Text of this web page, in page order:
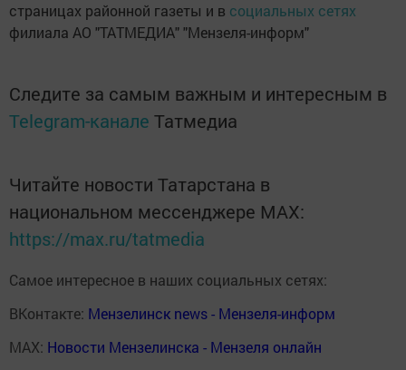
страницах районной газеты и в социальных сетях
филиала АО "ТАТМЕДИА" "Мензеля-информ"
Следите за самым важным и интересным в
Telegram-канале Татмедиа
Читайте новости Татарстана в
национальном мессенджере MАХ:
https://max.ru/tatmedia
Самое интересное в наших социальных сетях:
ВКонтакте: Мензелинск news - Мензеля-информ
MAX: Новости Мензелинска - Мензеля онлайн